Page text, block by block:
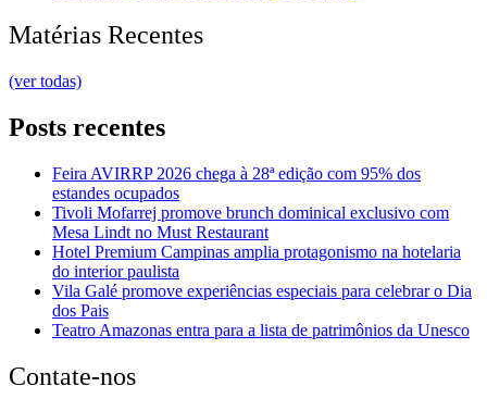
Matérias Recentes
(ver todas)
Posts recentes
Feira AVIRRP 2026 chega à 28ª edição com 95% dos
estandes ocupados
Tivoli Mofarrej promove brunch dominical exclusivo com
Mesa Lindt no Must Restaurant
Hotel Premium Campinas amplia protagonismo na hotelaria
do interior paulista
Vila Galé promove experiências especiais para celebrar o Dia
dos Pais
Teatro Amazonas entra para a lista de patrimônios da Unesco
Contate-nos